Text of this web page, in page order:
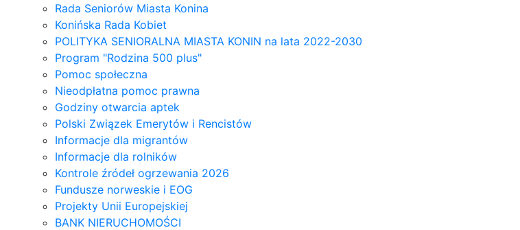
Rada Seniorów Miasta Konina
Konińska Rada Kobiet
POLITYKA SENIORALNA MIASTA KONIN na lata 2022-2030
Program "Rodzina 500 plus"
Pomoc społeczna
Nieodpłatna pomoc prawna
Godziny otwarcia aptek
Polski Związek Emerytów i Rencistów
Informacje dla migrantów
Informacje dla rolników
Kontrole źródeł ogrzewania 2026
Fundusze norweskie i EOG
Projekty Unii Europejskiej
BANK NIERUCHOMOŚCI